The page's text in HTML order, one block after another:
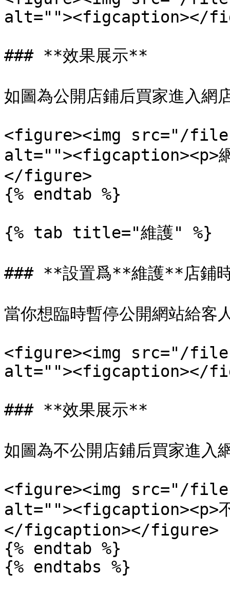
alt=""><figcaption></
### **效果展示**
如圖為公開店鋪后買家進入網
<figure><img src="/files/
alt=""><figcaption><p>
</figure>
{% endtab %}
{% tab title="維護" %}
### **設置爲**維護**店鋪
當你想臨時暫停公開網站給客
<figure><img src="/files/
alt=""><figcaption></
### **效果展示**
如圖為不公開店鋪后買家進入
<figure><img src="/files/
alt=""><figcaption><p>不
</figcaption></figure>
{% endtab %}